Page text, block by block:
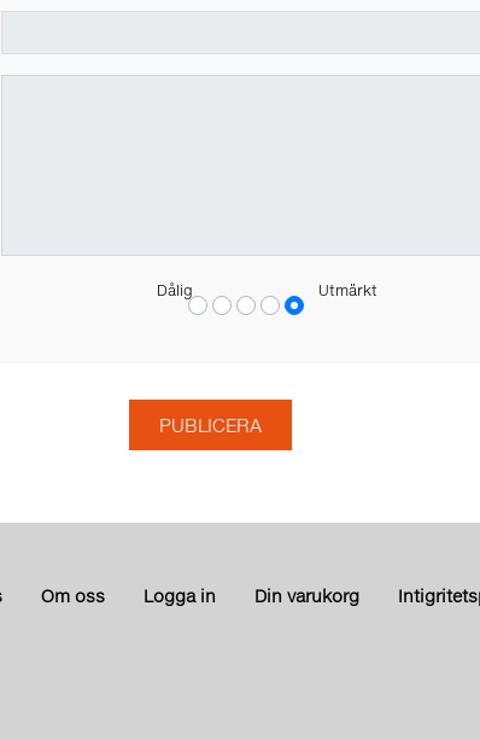
Dålig Utmärkt
Om oss Logga in Din varukorg